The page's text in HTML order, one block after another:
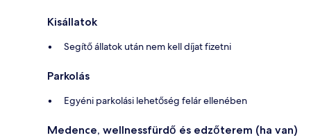
Kisállatok
Segítő állatok után nem kell díjat fizetni
Parkolás
Egyéni parkolási lehetőség felár ellenében
Medence, wellnessfürdő és edzőterem (ha van)